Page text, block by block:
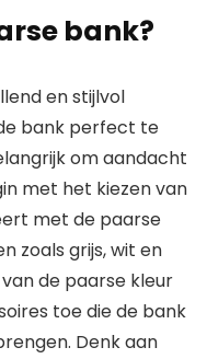
bank?
en stijlvol
bank perfect te
om aandacht
met het kiezen van
met de paarse
zoals grijs, wit en
de paarse kleur
toe die de bank
Denk aan